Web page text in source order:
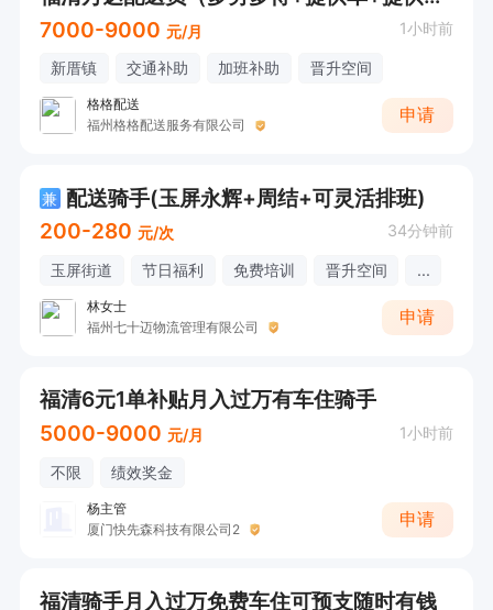
7000-9000 元/月 1小时前
新厝镇 交通补助 加班补助 晋升空间
格格配送
福州格格配送服务有限公司
申请
兼 配送骑手(玉屏永辉+周结+可灵活排班)
200-280 元/次 34分钟前
玉屏街道 节日福利 免费培训 晋升空间 ...
林女士
福州七十迈物流管理有限公司
申请
福清6元1单补贴月入过万有车住骑手
5000-9000 元/月 1小时前
不限 绩效奖金
杨主管
厦门快先森科技有限公司2
申请
福清骑手月入过万免费车住可预支随时有钱